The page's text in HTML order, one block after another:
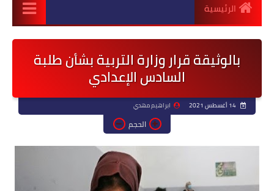
الرئيسية
بالوثيقة قرار وزارة التربية بشأن طلبة
السادس الإعدادي
14 أغسطس 2021 ابراهيم مهدي
الحجم